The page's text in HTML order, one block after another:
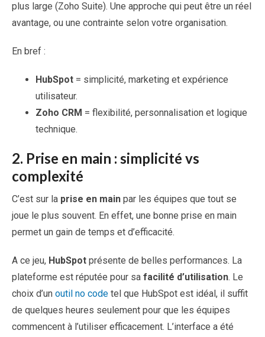
plus large (Zoho Suite). Une approche qui peut être un réel
avantage, ou une contrainte selon votre organisation.
En bref :
HubSpot = simplicité, marketing et expérience
utilisateur.
Zoho CRM = flexibilité, personnalisation et logique
technique.
2. Prise en main : simplicité vs
complexité
C’est sur la prise en main par les équipes que tout se
joue le plus souvent. En effet, une bonne prise en main
permet un gain de temps et d’efficacité.
A ce jeu, HubSpot présente de belles performances. La
plateforme est réputée pour sa facilité d’utilisation. Le
choix d’un outil no code tel que HubSpot est idéal, il suffit
de quelques heures seulement pour que les équipes
commencent à l’utiliser efficacement. L’interface a été